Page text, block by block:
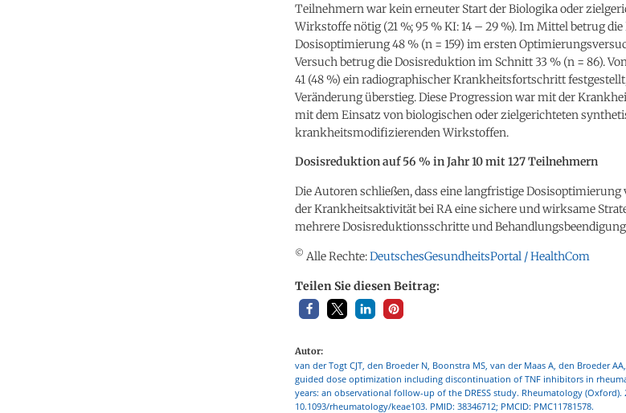
Teilnehmern war kein erneuter Start der Biologika oder
Wirkstoffe nötig (21 %; 95 % KI: 14 – 29 %). Im Mittel betrug
Dosisoptimierung 48 % (n = 159) im ersten
Versuch betrug die Dosisreduktion im Schnitt 33 % (n = 86).
41 (48 %) ein radiographischer Krankheitsfortschritt
Veränderung überstieg. Diese Progression war mit der
mit dem Einsatz von biologischen oder zielgerichteten
krankheitsmodifizierenden Wirkstoffen.
Dosisreduktion auf 56 % in Jahr 10 mit 127 Teilnehmern
Die Autoren schließen, dass eine langfristige
der Krankheitsaktivität bei RA eine sichere und wirksame
mehrere Dosisreduktionsschritte und
© Alle Rechte:DeutschesGesundheitsPortal / HealthCom
Teilen Sie diesen Beitrag:
Autor:
van der Togt CJT, den Broeder N, Boonstra MS, van der Maas A, den Broeder
guided dose optimization including discontinuation of TNF inhibitors in
years: an observational follow-up of the DRESS study. Rheumatology (Oxford).
10.1093/rheumatology/keae103. PMID: 38346712; PMCID: PMC11781578.